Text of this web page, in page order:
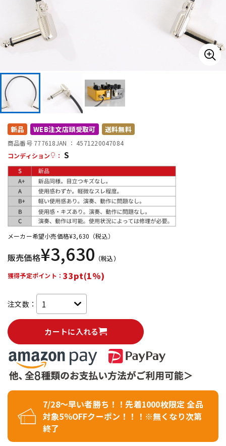
管楽器
アンプ
配信/ライブ機器
中古
新品 WEB注文店頭受取可 送料無料
商品番号 777618JAN ： 4571220047084
コンディション
： S
メーカー希望小売価格¥3,630 （税込）
販売価格¥3,630 （税込）
獲得予定ポイント：33pt(1%)
注文数：
カートに入れる
7/28～早い者勝ち！！先着1000枚限定 全品
対象5％OFFクーポン！！！※無くなり次第
終了